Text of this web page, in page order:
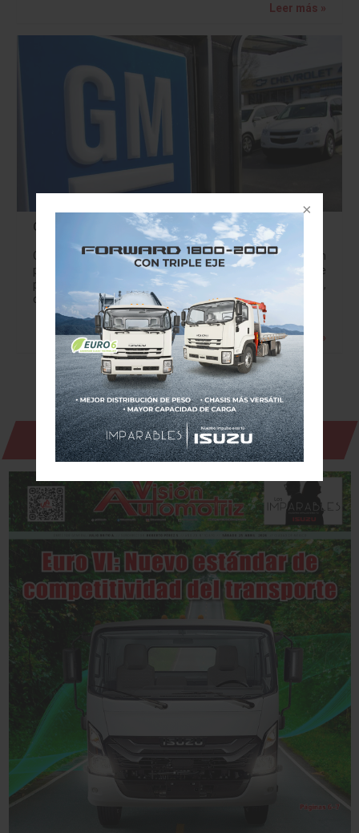
Leer más »
General Motors acelera su transformación
General Motors (NYSE:GM) acelerará su transformación
para el futuro, basándose en la estrategia integral que
presentó en 2015 para fortalecer su negocio principal,
capitalizar el futuro de la movilidad personal…
Leer más »
Revista Digital